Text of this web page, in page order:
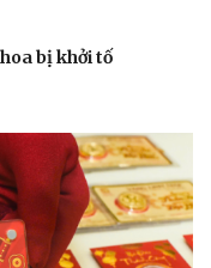
bị khởi tố